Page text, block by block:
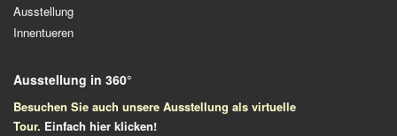
Ausstellung
Innentueren
Ausstellung in 360°
Besuchen Sie auch unsere Ausstellung als virtuelle
Tour. Einfach hier klicken!